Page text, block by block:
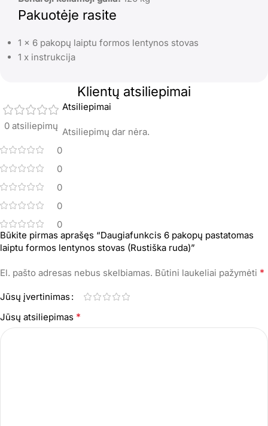
Pakuotėje rasite
1 x 6 pakopų laiptu formos lentynos stovas
1 x instrukcija
Klientų atsiliepimai
0 atsiliepimų
0
0
0
0
0
Atsiliepimai
Atsiliepimų dar nėra.
Būkite pirmas aprašęs “Daugiafunkcis 6 pakopų pastatomas
laiptu formos lentynos stovas (Rustiška ruda)”
El. pašto adresas nebus skelbiamas. Būtini laukeliai pažymėti *
Jūsų įvertinimas
Jūsų atsiliepimas *